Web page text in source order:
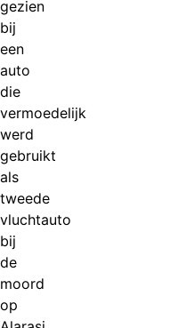
gezien
bij
een
auto
die
vermoedelijk
werd
gebruikt
als
tweede
vluchtauto
bij
de
moord
op